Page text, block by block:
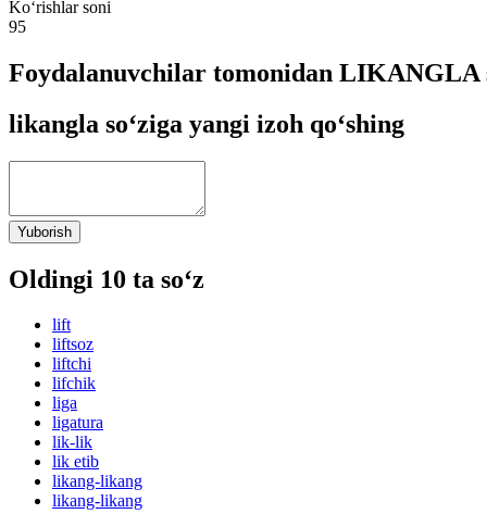
Ko‘rishlar soni
95
Foydalanuvchilar tomonidan LIKANGLA
likangla so‘ziga yangi izoh qo‘shing
Yuborish
Oldingi 10 ta so‘z
lift
liftsoz
liftchi
lifchik
liga
ligatura
lik-lik
lik etib
likang-likang
likang-likang